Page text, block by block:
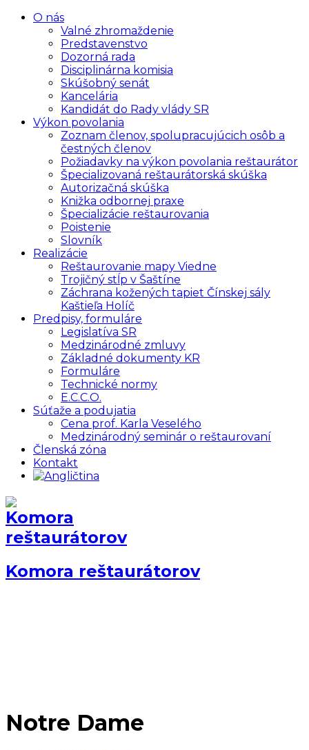
O nás
Valné zhromaždenie
Predstavenstvo
Dozorná rada
Disciplinárna komisia
Skúšobný senát
Kancelária
Kandidát do Rady vlády SR
Výkon povolania
Zoznam členov, spolupracujúcich osôb a
čestných členov
Požiadavky na výkon povolania reštaurátor
Špecializovaná reštaurátorská skúška
Autorizačná skúška
Knižka odbornej praxe
Špecializácie reštaurovania
Poistenie
Slovník
Realizácie
Reštaurovanie mapy Viedne
Trojičný stĺp v Šaštíne
Záchrana kožených tapiet Čínskej sály
Kaštieľa Holíč
Predpisy, formuláre
Legislatíva SR
Medzinárodné zmluvy
Základné dokumenty KR
Formuláre
Technické normy
E.C.C.O.
Súťaže a podujatia
Cena prof. Karla Veselého
Medzinárodný seminár o reštaurovaní
Členská zóna
Kontakt
Komora reštaurátorov
Notre Dame